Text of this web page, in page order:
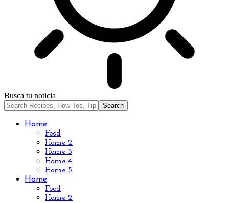
Busca tu noticia
Home
Food
Home 2
Home 3
Home 4
Home 5
Home
Food
Home 2